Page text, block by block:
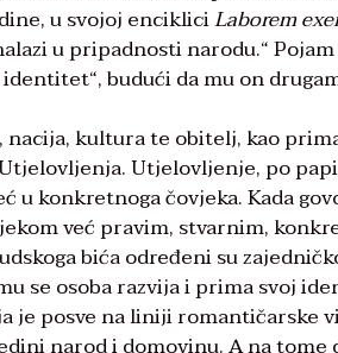
u svojoj encikliciLaborem
u pripadnosti narodu.“
budući da mu on
nacija, kultura te obitelj, kao
Utjelovljenje, po
u konkretnoga čovjeka. Kada
već pravim, stvarnim,
bića određeni su
se osoba razvija i prima svoj
je posve na liniji romantičarske